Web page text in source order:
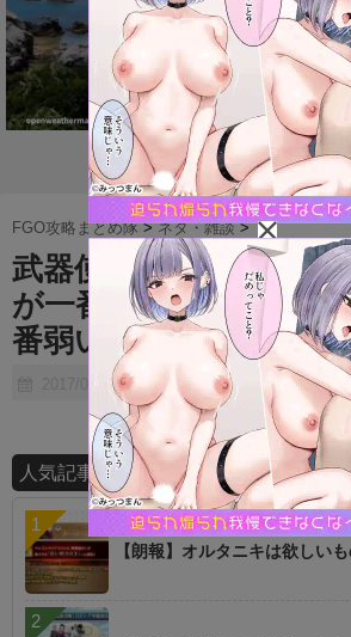
FGO攻略まとめ隊 >ネタ・雑談 >
武器使用不可かつ全裸
が一番強いの？→ むし
番弱い鯖が気になる
2017/06/24
人気記事ランキング
【朗報】オルタニキは欲しい